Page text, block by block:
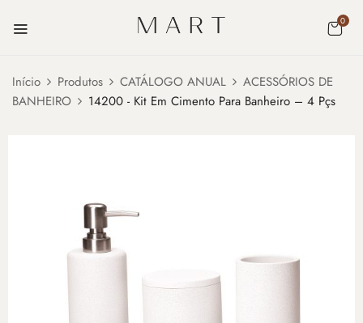
0
Início Produtos CATÁLOGO ANUAL
ACESSÓRIOS DE
BANHEIRO
14200 - Kit Em Cimento Para Banheiro – 4 Pçs